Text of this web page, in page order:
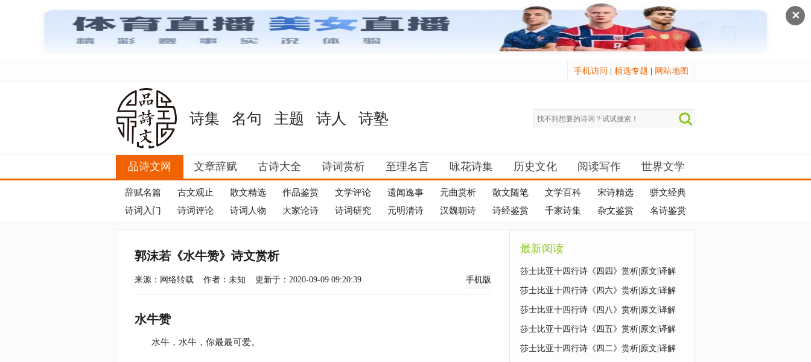
✕
手机访问 精选专题 网站地图
诗集 名句 主题 诗人 诗塾
品诗文网 文章辞赋 古诗大全 诗词赏析 至理名言 咏花诗集 历史文化 阅读写作 世界文学
辞赋名篇 古文观止 散文精选 作品鉴赏 文学评论 遗闻逸事 元曲赏析 散文随笔 文学百科 宋诗精选
骈文经典
诗词入门
诗词评论 诗词人物 大家论诗 诗词研究 元明清诗 汉魏朝诗 诗经鉴赏 千家诗集 杂文鉴赏 名诗鉴赏
郭沫若《水牛赞》诗文赏析
来源：网络转载 作者：未知 更新于：2020-09-09 09:20:39 手机版
水牛赞
水牛，水牛，你最最可爱。
最新阅读
莎士比亚十四行诗《四四》赏析|原文|译解
莎士比亚十四行诗《四六》赏析|原文|译解
莎士比亚十四行诗《四八》赏析|原文|译解
莎士比亚十四行诗《四五》赏析|原文|译解
莎士比亚十四行诗《四二》赏析|原文|译解